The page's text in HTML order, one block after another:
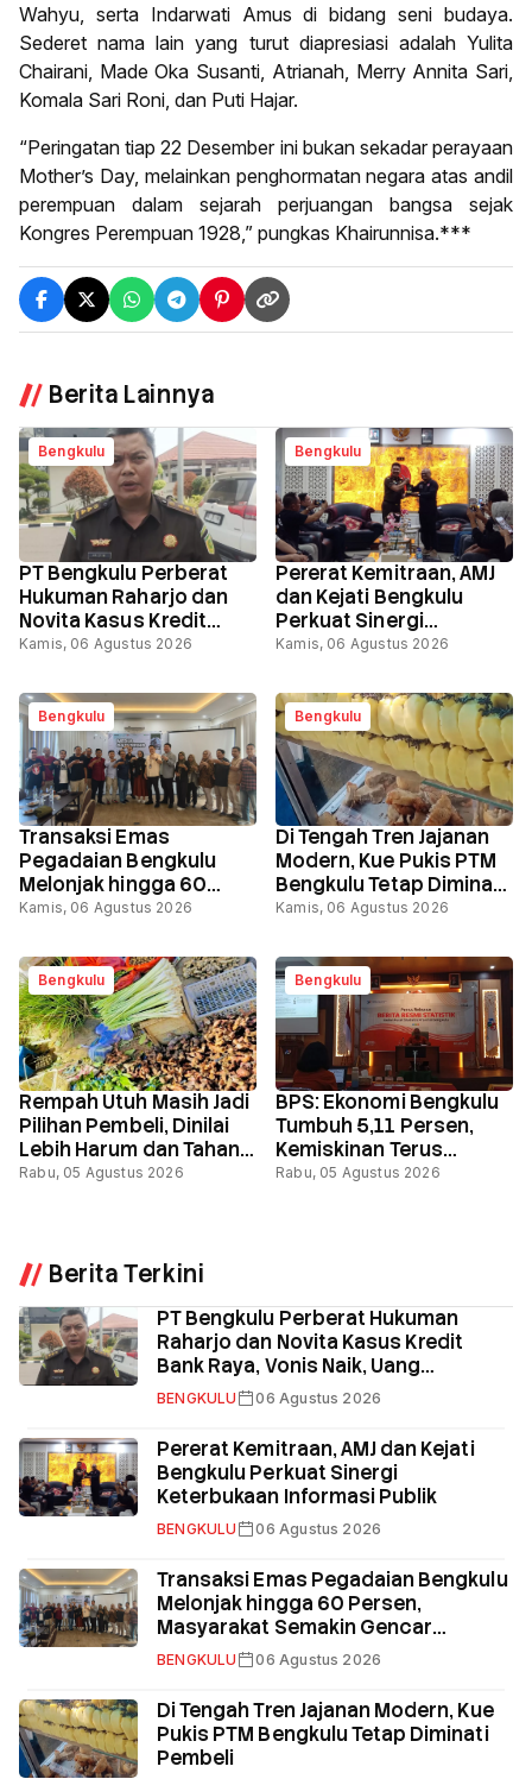
Wahyu, serta Indarwati Amus di bidang seni budaya.
Sederet nama lain yang turut diapresiasi adalah Yulita
Chairani, Made Oka Susanti, Atrianah, Merry Annita Sari,
Komala Sari Roni, dan Puti Hajar.
“Peringatan tiap 22 Desember ini bukan sekadar perayaan
Mother’s Day, melainkan penghormatan negara atas andil
perempuan dalam sejarah perjuangan bangsa sejak
Kongres Perempuan 1928,” pungkas Khairunnisa.***
Berita Lainnya
Bengkulu
PT Bengkulu Perberat
Hukuman Raharjo dan
Novita Kasus Kredit
Bank Raya, Vonis Naik,
Rp58,8 Miliar
Kamis, 06 Agustus 2026
Bengkulu
Pererat Kemitraan, AMJ
dan Kejati Bengkulu
Perkuat Sinergi
Keterbukaan Informasi
Kamis, 06 Agustus 2026
Bengkulu
Transaksi Emas
Pegadaian Bengkulu
Melonjak hingga 60
Persen, Masyarakat
Berinvestasi
Kamis, 06 Agustus 2026
Bengkulu
Di Tengah Tren Jajanan
Modern, Kue Pukis PTM
Bengkulu Tetap Diminati
Pembeli
Kamis, 06 Agustus 2026
Bengkulu
Rempah Utuh Masih Jadi
Pilihan Pembeli, Dinilai
Lebih Harum dan Tahan
Lama
Rabu, 05 Agustus 2026
Bengkulu
BPS: Ekonomi Bengkulu
Tumbuh 5,11 Persen,
Kemiskinan Terus
Menurun
Rabu, 05 Agustus 2026
Berita Terkini
PT Bengkulu Perberat Hukuman
Raharjo dan Novita Kasus Kredit
Bank Raya, Vonis Naik, Uang
Pengganti Total Rp58,8 Miliar
BENGKULU 06 Agustus 2026
Pererat Kemitraan, AMJ dan Kejati
Bengkulu Perkuat Sinergi
Keterbukaan Informasi Publik
BENGKULU 06 Agustus 2026
Transaksi Emas Pegadaian Bengkulu
Melonjak hingga 60 Persen,
Masyarakat Semakin Gencar
Berinvestasi
BENGKULU 06 Agustus 2026
Di Tengah Tren Jajanan Modern, Kue
Pukis PTM Bengkulu Tetap Diminati
Pembeli